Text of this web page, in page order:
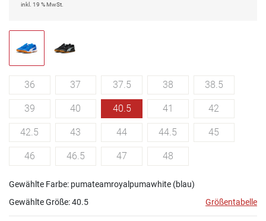
inkl. 19 % MwSt.
36 37 37.5 38 38.5
39 40 40.5 41 42
42.5 43 44 44.5 45
46 46.5 47 48
Gewählte Farbe: pumateamroyalpumawhite (blau)
Gewählte Größe:40.5 Größentabelle